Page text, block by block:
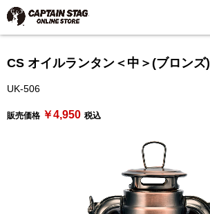
CS オイルランタン＜中＞(ブロンズ)
UK-506
販売価格 ￥4,950 税込